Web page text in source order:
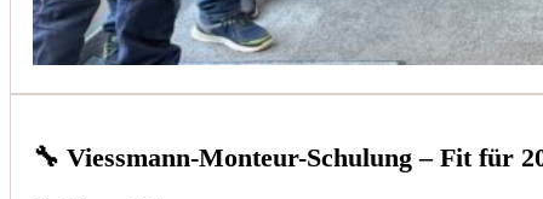
🔧 Viessmann-Monteur-Schulung – Fit für